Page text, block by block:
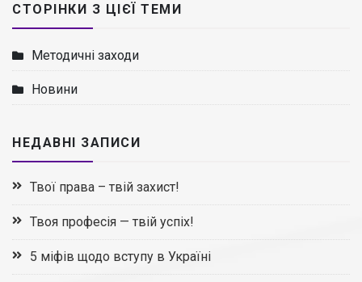
СТОРІНКИ З ЦІЄЇ ТЕМИ
Методичні заходи
Новини
НЕДАВНІ ЗАПИСИ
Твої права – твій захист!
Твоя професія — твій успіх!
5 міфів щодо вступу в Україні